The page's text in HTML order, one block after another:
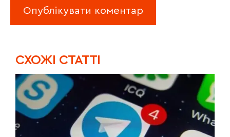
CХОЖІ СТАТТІ